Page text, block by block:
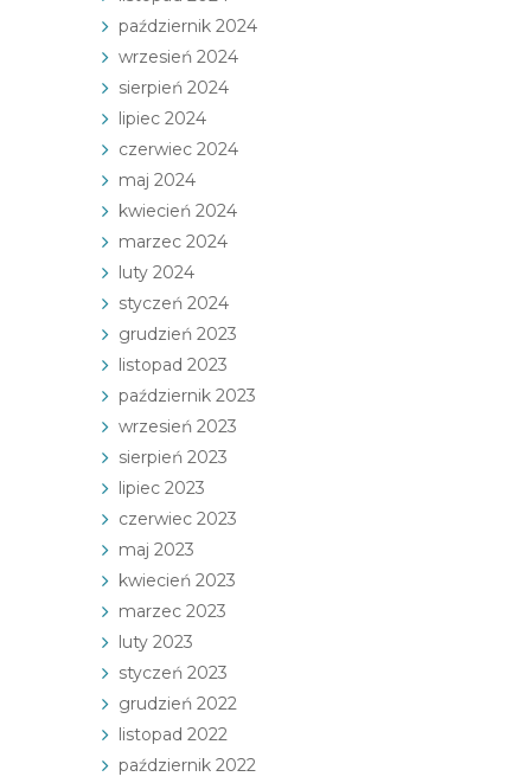
październik 2024
wrzesień 2024
sierpień 2024
lipiec 2024
czerwiec 2024
maj 2024
kwiecień 2024
marzec 2024
luty 2024
styczeń 2024
grudzień 2023
listopad 2023
październik 2023
wrzesień 2023
sierpień 2023
lipiec 2023
czerwiec 2023
maj 2023
kwiecień 2023
marzec 2023
luty 2023
styczeń 2023
grudzień 2022
listopad 2022
październik 2022